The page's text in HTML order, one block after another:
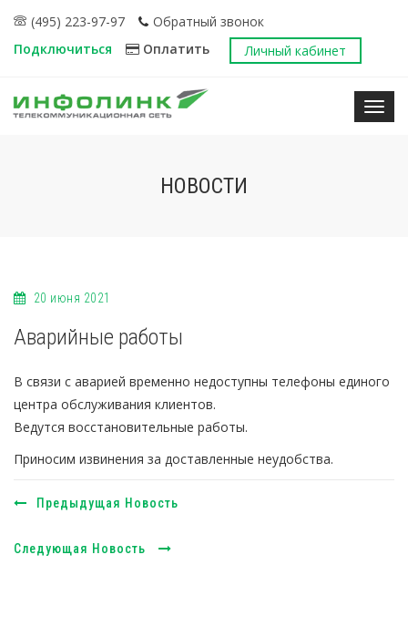
(495) 223-97-97
Обратный звонок
Подключиться
Оплатить Личный кабинет
НОВОСТИ
20 июня 2021
Аварийные работы
В связи с аварией временно недоступны телефоны единого
центра обслуживания клиентов.
Ведутся восстановительные работы.
Приносим извинения за доставленные неудобства.
Предыдущая Новость
Следующая Новость